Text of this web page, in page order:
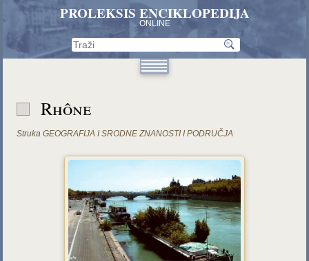
PROLEKSIS ENCIKLOPEDIJA
ONLINE
Rhône
Struka GEOGRAFIJA I SRODNE ZNANOSTI I PODRUČJA